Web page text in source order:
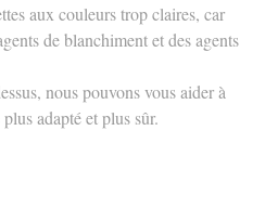
aux couleurs trop claires, car
de blanchiment et des agents
nous pouvons vous aider à
adapté et plus sûr.